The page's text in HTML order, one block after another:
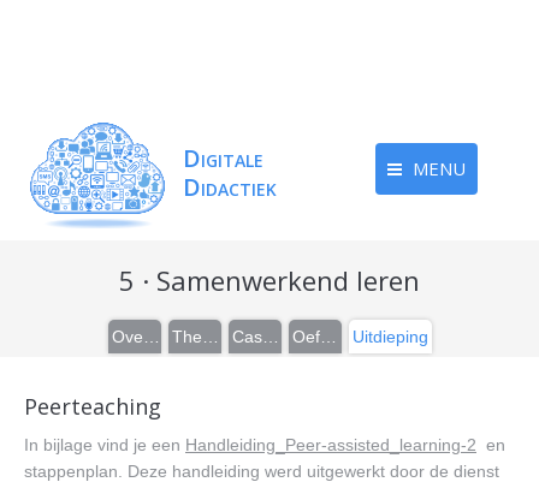
MENU
5 · Samenwerkend leren
Casussen Oefeningen Uitdieping
Peerteaching
In bijlage vind je een Handleiding_Peer-assisted_learning-2 en
stappenplan. Deze handleiding werd uitgewerkt door de dienst